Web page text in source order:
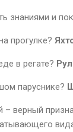
знаниями и
прогулке?
в регате?
паруснике?
– верный